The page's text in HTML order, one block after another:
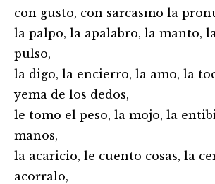
con gusto, con sarcasmo la
la palpo, la apalabro, la manto,
pulso,
la digo, la encierro, la amo, la
yema de los dedos,
le tomo el peso, la mojo, la
manos,
la acaricio, le cuento cosas, la
acorralo,